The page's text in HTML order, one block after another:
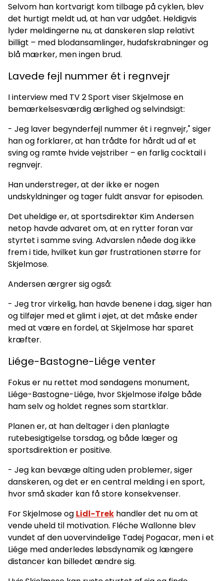
Selvom han kortvarigt kom tilbage på cyklen, blev
det hurtigt meldt ud, at han var udgået. Heldigvis
lyder meldingerne nu, at danskeren slap relativt
billigt – med blodansamlinger, hudafskrabninger og
blå mærker, men ingen brud.
Lavede fejl nummer ét i regnvejr
I interview med TV 2 Sport viser Skjelmose en
bemærkelsesværdig ærlighed og selvindsigt:
- Jeg laver begynderfejl nummer ét i regnvejr," siger
han og forklarer, at han trådte for hårdt ud af et
sving og ramte hvide vejstriber – en farlig cocktail i
regnvejr.
Han understreger, at der ikke er nogen
undskyldninger og tager fuldt ansvar for episoden.
Det uheldige er, at sportsdirektør Kim Andersen
netop havde advaret om, at en rytter foran var
styrtet i samme sving. Advarslen nåede dog ikke
frem i tide, hvilket kun gør frustrationen større for
Skjelmose.
Andersen ærgrer sig også:
- Jeg tror virkelig, han havde benene i dag, siger han
og tilføjer med et glimt i øjet, at det måske ender
med at være en fordel, at Skjelmose har sparet
kræfter.
Liége-Bastogne-Liége venter
Fokus er nu rettet mod søndagens monument,
Liége-Bastogne-Liége, hvor Skjelmose ifølge både
ham selv og holdet regnes som startklar.
Planen er, at han deltager i den planlagte
rutebesigtigelse torsdag, og både læger og
sportsdirektion er positive.
- Jeg kan bevæge alting uden problemer, siger
danskeren, og det er en central melding i en sport,
hvor små skader kan få store konsekvenser.
For Skjelmose og Lidl-Trek handler det nu om at
vende uheld til motivation. Fléche Wallonne blev
vundet af den uovervindelige Tadej Pogacar, men i et
Liége med anderledes løbsdynamik og længere
distancer kan billedet ændre sig.